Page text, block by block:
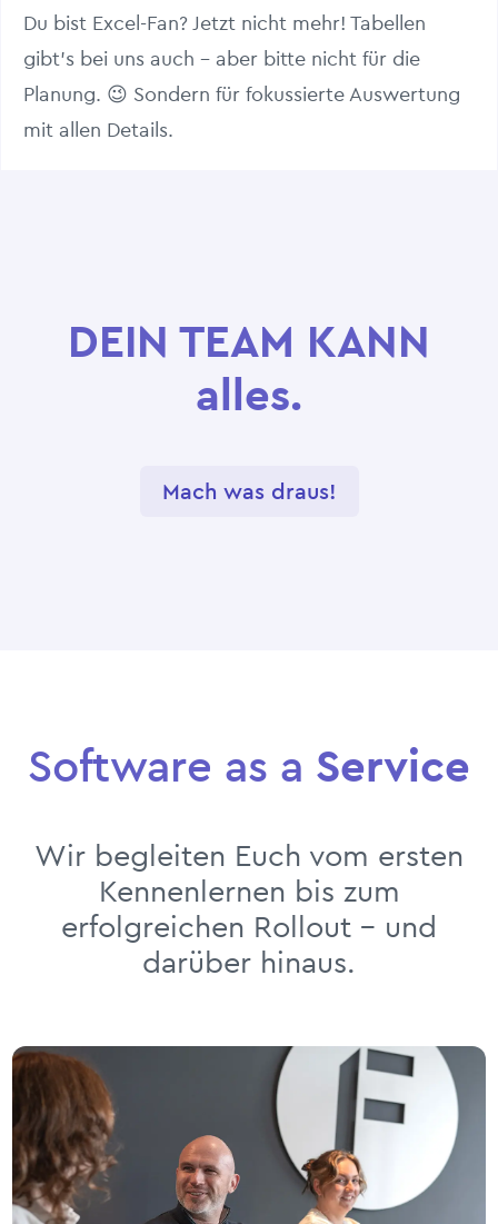
Du bist Excel-Fan? Jetzt nicht mehr! Tabellen
gibt’s bei uns auch – aber bitte nicht für die
Planung. 😉 Sondern für fokussierte Auswertung
mit allen Details.
DEIN TEAM KANN
alles.
Mach was draus!
Software as a Service
Wir begleiten Euch vom ersten
Kennenlernen bis zum
erfolgreichen Rollout – und
darüber hinaus.